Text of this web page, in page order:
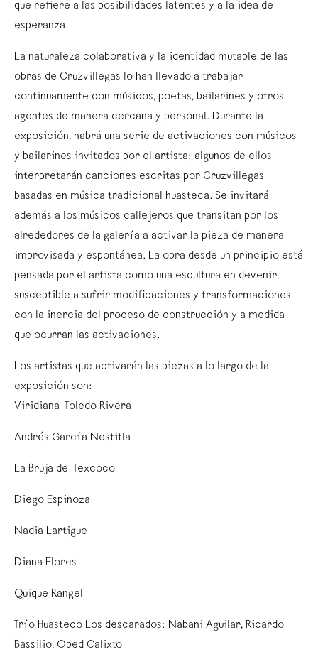
que refiere a las posibilidades latentes y a la idea de
esperanza.
La naturaleza colaborativa y la identidad mutable de las
obras de Cruzvillegas lo han llevado a trabajar
continuamente con músicos, poetas, bailarines y otros
agentes de manera cercana y personal. Durante la
exposición, habrá una serie de activaciones con músicos
y bailarines invitados por el artista; algunos de ellos
interpretarán canciones escritas por Cruzvillegas
basadas en música tradicional huasteca. Se invitará
además a los músicos callejeros que transitan por los
alrededores de la galería a activar la pieza de manera
improvisada y espontánea. La obra desde un principio está
pensada por el artista como una escultura en devenir,
susceptible a sufrir modificaciones y transformaciones
con la inercia del proceso de construcción y a medida
que ocurran las activaciones.
Los artistas que activarán las piezas a lo largo de la
exposición son:
Viridiana Toledo Rivera
Andrés García Nestitla
La Bruja de Texcoco
Diego Espinoza
Nadia Lartigue
Diana Flores
Quique Rangel
Trío Huasteco Los descarados: Nabani Aguilar, Ricardo
Bassilio, Obed Calixto